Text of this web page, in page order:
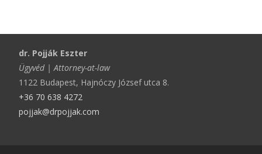
dr. Pojják Eszter
Ügyvéd | Attorney-at-law
1122 Budapest, Hajnóczy József utca 8.
+36 70 638 4272
pojjak@drpojjak.com